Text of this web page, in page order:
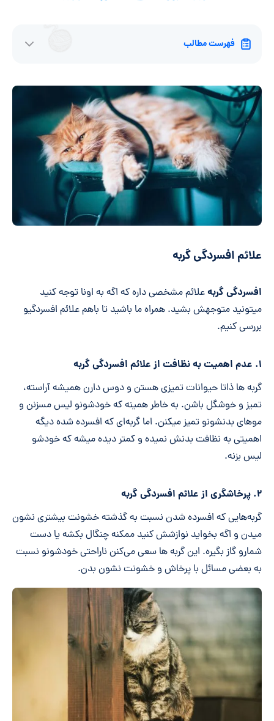
فهرست مطالب
علائم افسردگی گربه
افسردگی گربهعلائم مشخصی داره که اگه به اونا توجه کنید
میتونید متوجهش بشید. همراه ما باشید تا باهم علائم افسردگیو
بررسی کنیم.
۱. عدم اهمیت به نظافت از علائم افسردگی گربه
گربه ها ذاتا حیوانات تمیزی هستن و دوس دارن همیشه آراسته،
تمیز و خوشگل باشن. به خاطر همینه که خودشونو لیس مسزنن و
موهای بدنشونو تمیز میکنن. اما گربه‌ای که افسرده شده دیگه
اهمیتی به نظافت بدنش نمیده و کمتر دیده میشه که خودشو
لیس بزنه.
۲. پرخاشگری از علائم افسردگی گربه
گربه‌هایی که افسرده شدن نسبت به گذشته خشونت بیشتری نشون
میدن و اگه بخواید نوازشش کنید ممکنه چنگال بکشه یا دست
شمارو گاز بگیره. این گربه ها سعی می‌کنن ناراحتی خودشونو نسبت
به بعضی مسائل با پرخاش و خشونت نشون بدن.